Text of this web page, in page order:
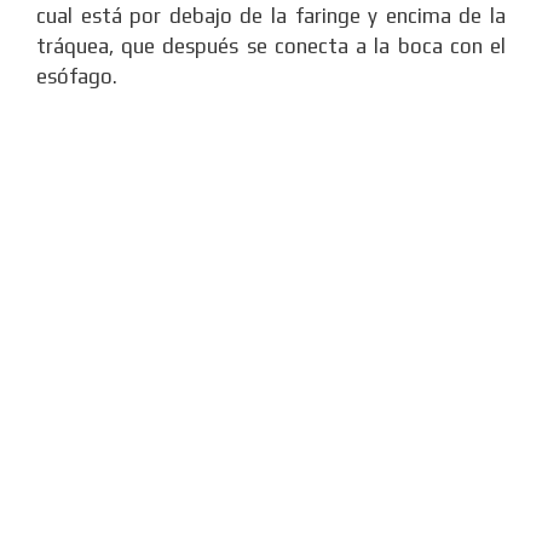
cual está por debajo de la faringe y encima de la
tráquea, que después se conecta a la boca con el
esófago.